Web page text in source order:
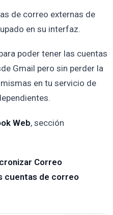
de correo externas de
en su interfaz.
poder tener las cuentas
Gmail pero sin perder la
en tu servicio de
Web, sección
Correo
cuentas de correo